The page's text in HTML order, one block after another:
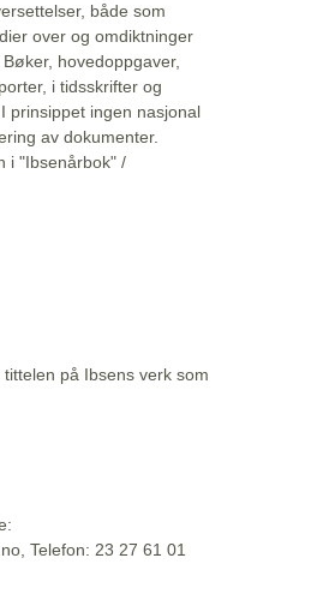
både som
over og omdiktninger
hovedoppgaver,
i tidsskrifter og
prinsippet ingen nasjonal
av dokumenter.
i "Ibsenårbok" /
på Ibsens verk som
Telefon: 23 27 61 01